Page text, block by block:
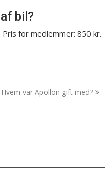
bil?
for medlemmer: 850 kr.
Hvem var Apollon gift med?